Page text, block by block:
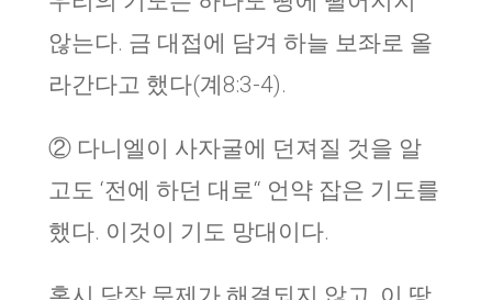
않는다. 금 대접에 담겨 하늘 보좌로 올
라간다고 했다(계8:3-4).
② 다니엘이 사자굴에 던져질 것을 알
고도 ‘전에 하던 대로“ 언약 잡은 기도를
했다. 이것이 기도 망대이다.